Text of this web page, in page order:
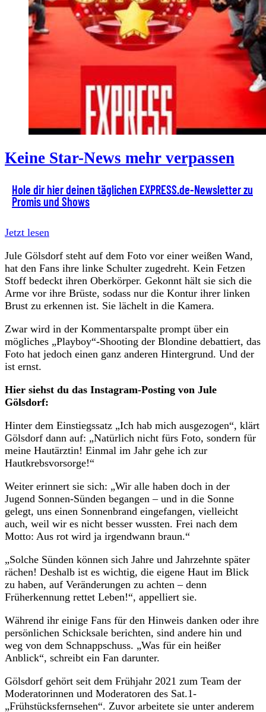
Keine Star-News mehr verpassen
Hole dir hier deinen täglichen EXPRESS.de-Newsletter zu
Promis und Shows
Jetzt lesen
Jule Gölsdorf steht auf dem Foto vor einer weißen Wand,
hat den Fans ihre linke Schulter zugedreht. Kein Fetzen
Stoff bedeckt ihren Oberkörper. Gekonnt hält sie sich die
Arme vor ihre Brüste, sodass nur die Kontur ihrer linken
Brust zu erkennen ist. Sie lächelt in die Kamera.
Zwar wird in der Kommentarspalte prompt über ein
mögliches „Playboy“-Shooting der Blondine debattiert, das
Foto hat jedoch einen ganz anderen Hintergrund. Und der
ist ernst.
Hier siehst du das Instagram-Posting von Jule
Gölsdorf:
Hinter dem Einstiegssatz „Ich hab mich ausgezogen“, klärt
Gölsdorf dann auf: „Natürlich nicht fürs Foto, sondern für
meine Hautärztin! Einmal im Jahr gehe ich zur
Hautkrebsvorsorge!“
Weiter erinnert sie sich: „Wir alle haben doch in der
Jugend Sonnen-Sünden begangen – und in die Sonne
gelegt, uns einen Sonnenbrand eingefangen, vielleicht
auch, weil wir es nicht besser wussten. Frei nach dem
Motto: Aus rot wird ja irgendwann braun.“
„Solche Sünden können sich Jahre und Jahrzehnte später
rächen! Deshalb ist es wichtig, die eigene Haut im Blick
zu haben, auf Veränderungen zu achten – denn
Früherkennung rettet Leben!“, appelliert sie.
Während ihr einige Fans für den Hinweis danken oder ihre
persönlichen Schicksale berichten, sind andere hin und
weg von dem Schnappschuss. „Was für ein heißer
Anblick“, schreibt ein Fan darunter.
Gölsdorf gehört seit dem Frühjahr 2021 zum Team der
Moderatorinnen und Moderatoren des Sat.1-
„Frühstücksfernsehen“. Zuvor arbeitete sie unter anderem